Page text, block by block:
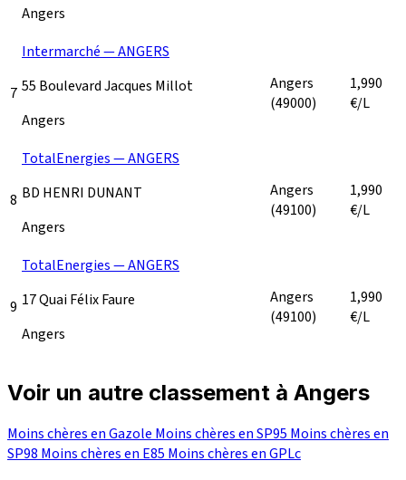
Angers
7
Intermarché — ANGERS
55 Boulevard Jacques Millot
Angers
Angers
(49000)
1,990
€/L
8
TotalEnergies — ANGERS
BD HENRI DUNANT
Angers
Angers
(49100)
1,990
€/L
9
TotalEnergies — ANGERS
17 Quai Félix Faure
Angers
Angers
(49100)
1,990
€/L
Voir un autre classement à Angers
Moins chères en Gazole Moins chères en SP95 Moins chères en
SP98 Moins chères en E85 Moins chères en GPLc